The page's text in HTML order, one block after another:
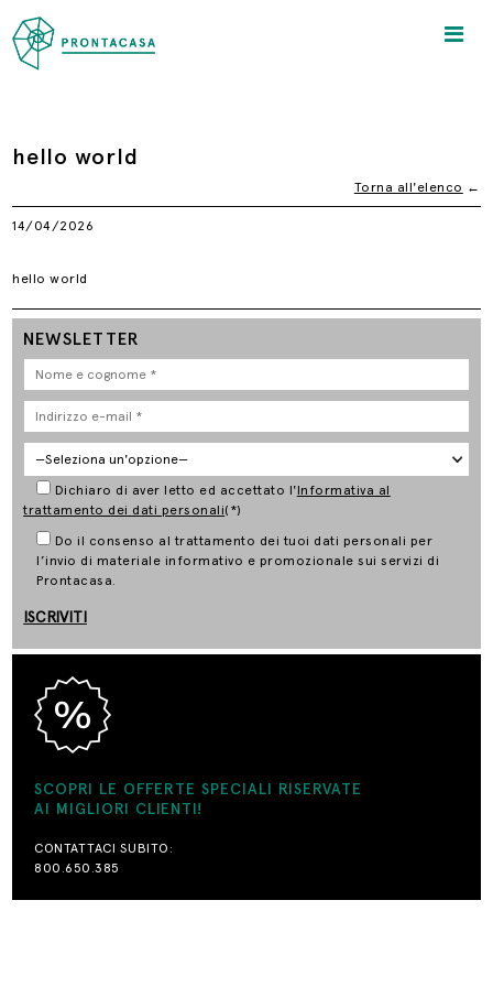
hello world
Torna all'elenco ←
14/04/2026
hello world
NEWSLETTER
Dichiaro di aver letto ed accettato l'Informativa al
trattamento dei dati personali(*)
Do il consenso al trattamento dei tuoi dati personali per
l’invio di materiale informativo e promozionale sui servizi di
Prontacasa.
SCOPRI LE OFFERTE SPECIALI RISERVATE
AI MIGLIORI CLIENTI!
CONTATTACI SUBITO:
800.650.385